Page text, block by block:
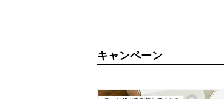
キャンペーン